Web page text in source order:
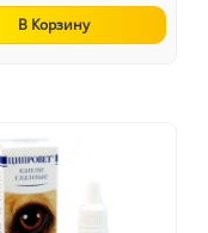
В Корзину